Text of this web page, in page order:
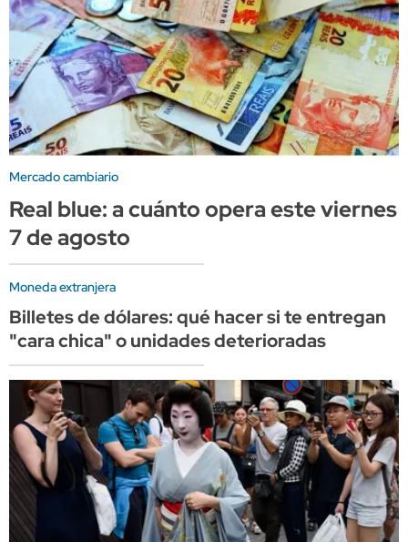
Mercado cambiario
Real blue: a cuánto opera este viernes
7 de agosto
Moneda extranjera
Billetes de dólares: qué hacer si te entregan
"cara chica" o unidades deterioradas